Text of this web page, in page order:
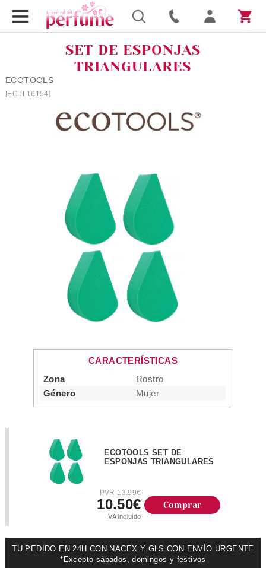
SET DE ESPONJAS
TRIANGULARES
ECOTOOLS
[ECTL16154]
CARACTERÍSTICAS
Zona
Rostro
Género
Mujer
ECOTOOLS SET DE
ESPONJAS TRIANGULARES
PVR 13.99€
10.50€
IVA incluido
Comprar
TU PEDIDO EN 24H CON NACEX Y GLS CON ENVÍO URGENTE
*Excepto sábados, domingos y festivos